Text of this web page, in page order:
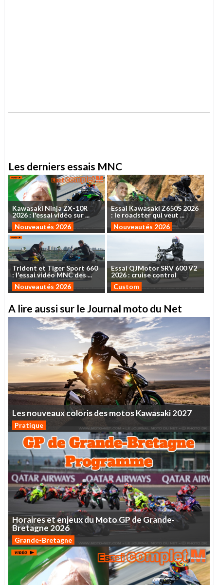
Les derniers essais MNC
Kawasaki NinjaZX-10R
2026: l'essaividéo sur...
Nouveautés 2026
Essai Kawasaki Z650S 2026
: le roadsterquiveut ...
Nouveautés 2026
Trident et TigerSport 660
: l'essaividéo MNCdes...
Nouveautés 2026
EssaiQJMotorSRV 600V2
2026 : cruise control
Custom
A lire aussi sur le Journal moto du Net
LesnouveauxcolorisdesmotosKawasaki2027
Pratique
HorairesetenjeuxduMotoGPdeGrande-
Bretagne 2026
Grande-Bretagne